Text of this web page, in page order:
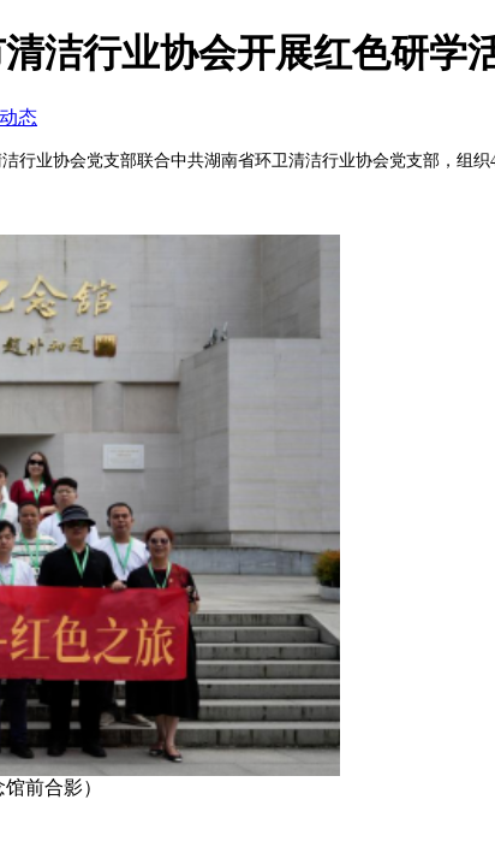
洁行业协会开展红色研学
态
行业协会党支部联合中共湖南省环卫清洁行业协会党支部，组
）